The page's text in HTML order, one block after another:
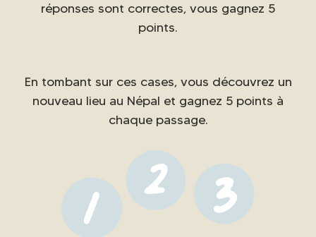
réponses sont correctes, vous gagnez 5
points.
En tombant sur ces cases, vous découvrez un
nouveau lieu au Népal et gagnez 5 points à
chaque passage.